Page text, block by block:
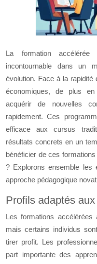
La formation accélérée
incontournable dans un
évolution. Face à la rapidité
économiques, de plus
acquérir de nouvelles
rapidement. Ces
efficace aux cursus
résultats concrets en un
bénéficier de ces
? Explorons ensemble les
approche pédagogique
Profils adaptés
Les formations accélérées
mais certains individus
tirer profit. Les
part importante des